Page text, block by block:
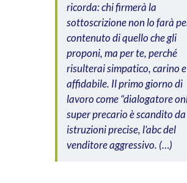
ricorda: chi firmerà la
sottoscrizione non lo farà
contenuto di quello che gli
proponi, ma per te, perché
risulterai simpatico, carino e
affidabile. Il primo giorno di
lavoro come “dialogatore
super precario è scandito da
istruzioni precise, l’abc del
venditore aggressivo. (…)